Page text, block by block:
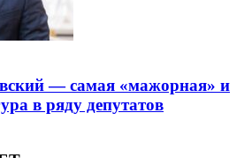
— самая «мажорная» и
в ряду депутатов